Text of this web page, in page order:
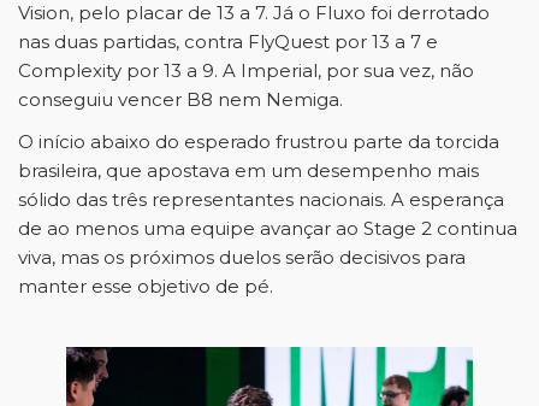
Vision, pelo placar de 13 a 7. Já o Fluxo foi derrotado
nas duas partidas, contra FlyQuest por 13 a 7 e
Complexity por 13 a 9. A Imperial, por sua vez, não
conseguiu vencer B8 nem Nemiga.
O início abaixo do esperado frustrou parte da torcida
brasileira, que apostava em um desempenho mais
sólido das três representantes nacionais. A esperança
de ao menos uma equipe avançar ao Stage 2 continua
viva, mas os próximos duelos serão decisivos para
manter esse objetivo de pé.